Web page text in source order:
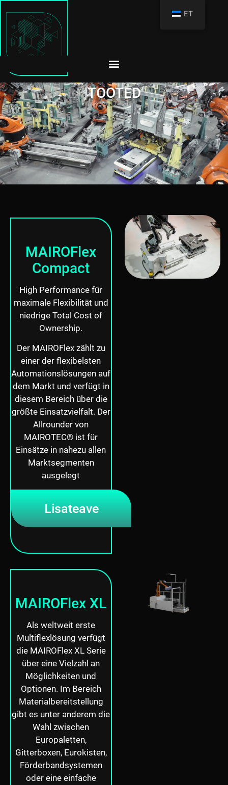
TOOTED
MAIROFlex
Compact
High Performance für
maximale Flexibilität und
niedrige Total Cost of
Ownership.
Der MAIROFlex zählt zu
einer der flexibelsten
Automationslösungen auf
dem Markt und verfügt in
diesem Bereich über die
größte Einsatzvielfalt. Der
Allrounder von
MAIROTEC® ist für
Einsätze in nahezu allen
Marktsegmenten
ausgelegt
Lisateave
MAIROFlex XL
Als weltweit erste
Multiflexlösung verfügt
die MAIROFlex XL Serie
über eine Vielzahl an
Möglichkeiten und
Optionen. Im Bereich
Materialbereitstellung
gibt es unter anderem die
Wahl zwischen
Europaletten,
Gitterboxen, Eurokisten,
Förderbandsystemen
oder eine einfache
ET